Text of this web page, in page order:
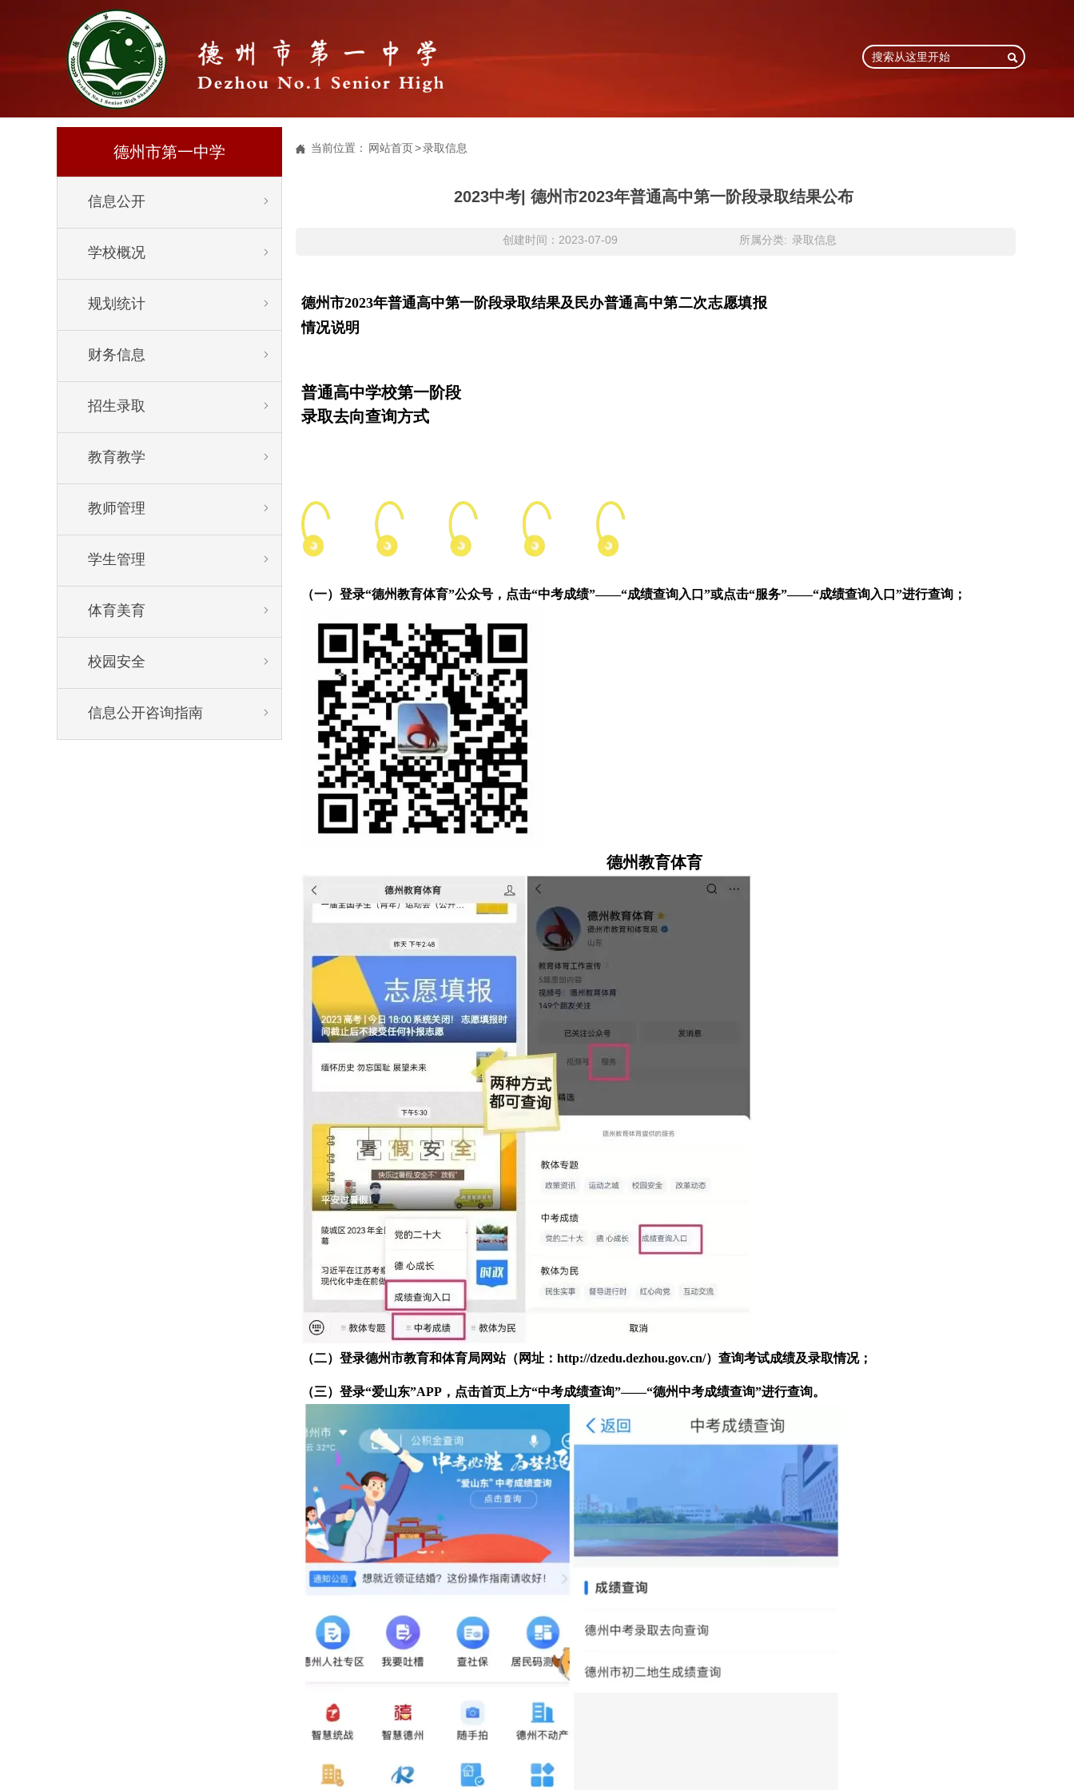

2023中考| 德州市2023年普通高中第一阶段录取结果公布
创建时间：2023-07-09 所属分类: 录取信息
德州市2023年普通高中第一阶段录取结果及民办普通高中第二次志愿填报
情况说明
普通高中学校第一阶段
录取去向查询方式
（一） 登录“德州教育体育”公众号，点击“中考成绩”——“成绩查询入口”或点击“服务”——“成绩查询入口”进行查询；
德州教育体育
（二）登录德州市教育和体育局网站（网址： http://dzedu.dezhou.gov.cn/） 查询考试成绩及录取情况；
（三） 登录“爱山东”APP，点击首页上方“中考成绩查询”——“德州中考成绩查询”进行查询。
 当前位置： 网站首页>录取信息
德州市第一中学
信息公开 
学校概况 
规划统计 
财务信息 
招生录取 
教育教学 
教师管理 
学生管理 
体育美育 
校园安全 
信息公开咨询指南 